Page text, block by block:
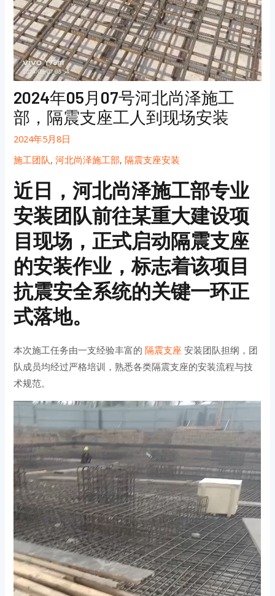
2024年05月07号河北尚泽施工
部，隔震支座工人到现场安装
2024年5月8日
施工团队,河北尚泽施工部,隔震支座安装
近日，河北尚泽施工部专业
安装团队前往某重大建设项
目现场，正式启动隔震支座
的安装作业，标志着该项目
抗震安全系统的关键一环正
式落地。
本次施工任务由一支经验丰富的隔震支座 安装团队担纲，团
队成员均经过严格培训，熟悉各类隔震支座的安装流程与技
术规范。